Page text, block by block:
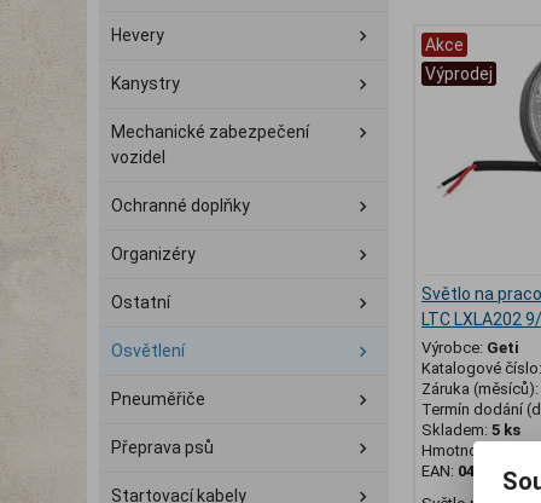
Hevery
Kanystry
Mechanické zabezpečení
vozidel
Ochranné doplňky
Organizéry
Ostatní
Osvětlení
Pneuměřiče
Přeprava psů
Startovací kabely
Akce
Výprodej
Světlo na
LTC LXLA202
Výrobce: Geti
Katalogové
Záruka (měsíců):
Termín dodání
Skladem: 5 ks
Hmotnost:
EAN: 04170680